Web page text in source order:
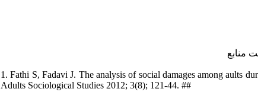
منابع
1. Fathi S, Fadavi J. The analysis of social damages among aults
Adults Sociological Studies 2012; 3(8); 121-44. ##